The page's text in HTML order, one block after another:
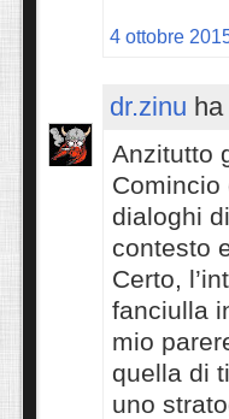
4 ottobre
dr.zinu
Anzitutto
Comincio
dialoghi
contesto
Certo,
fanciulla
mio
quella di
uno